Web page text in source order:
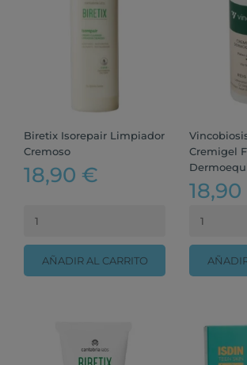
Biretix Isorepair Limpiador
Cremoso
18,90 €
AÑADIR AL CARRITO
Cremigel